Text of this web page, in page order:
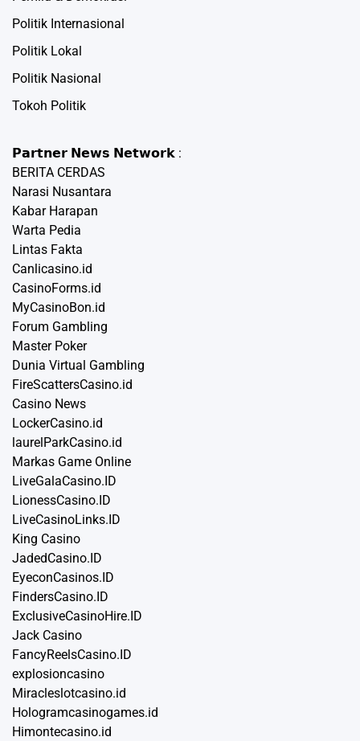
Politik Internasional
Politik Lokal
Politik Nasional
Tokoh Politik
𝗣𝗮𝗿𝘁𝗻𝗲𝗿 𝗡𝗲𝘄𝘀 𝗡𝗲𝘁𝘄𝗼𝗿𝗸 :
BERITA CERDAS
Narasi Nusantara
Kabar Harapan
Warta Pedia
Lintas Fakta
Canlicasino.id
CasinoForms.id
MyCasinoBon.id
Forum Gambling
Master Poker
Dunia Virtual Gambling
FireScattersCasino.id
Casino News
LockerCasino.id
laurelParkCasino.id
Markas Game Online
LiveGalaCasino.ID
LionessCasino.ID
LiveCasinoLinks.ID
King Casino
JadedCasino.ID
EyeconCasinos.ID
FindersCasino.ID
ExclusiveCasinoHire.ID
Jack Casino
FancyReelsCasino.ID
explosioncasino
Miracleslotcasino.id
Hologramcasinogames.id
Himontecasino.id